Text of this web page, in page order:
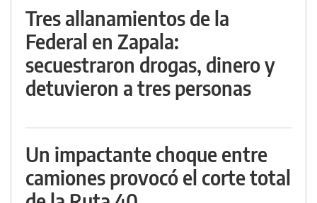
Tres allanamientos de la
Federal en Zapala:
secuestraron drogas, dinero y
detuvieron a tres personas
Un impactante choque entre
camiones provocó el corte total